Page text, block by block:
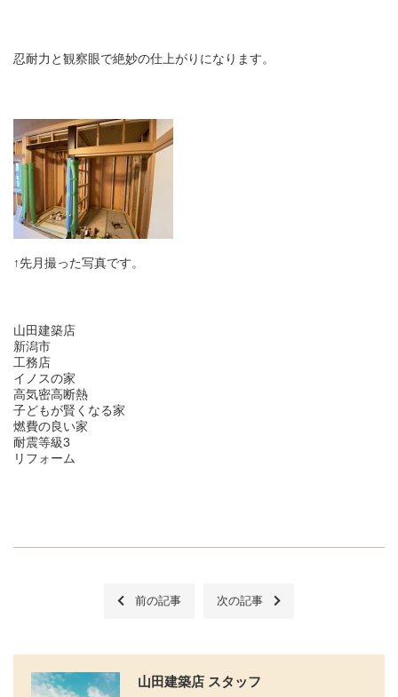
忍耐力と観察眼で絶妙の仕上がりになります。
↑先月撮った写真です。
山田建築店
新潟市
工務店
イノスの家
高気密高断熱
子どもが賢くなる家
燃費の良い家
耐震等級3
リフォーム
前の記事 次の記事
山田建築店 スタッフ